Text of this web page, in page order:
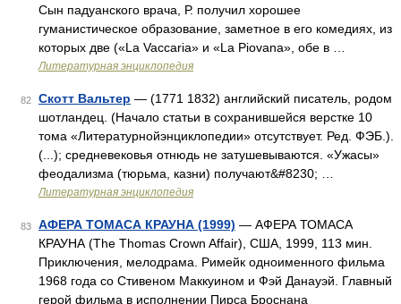
Сын падуанского врача, Р. получил хорошее
гуманистическое образование, заметное в его комедиях, из
которых две («La Vaccaria» и «La Piovana», обе в …
Литературная энциклопедия
82 Скотт Вальтер — (1771 1832) английский писатель, родом
шотландец. (Начало статьи в сохранившейся верстке 10
тома «Литературнойэнциклопедии» отсутствует. Ред. ФЭБ.).
(...); средневековья отнюдь не затушевываются. «Ужасы»
феодализма (тюрьма, казни) получают&#8230; …
Литературная энциклопедия
83 АФЕРА ТОМАСА КРАУНА (1999) — АФЕРА ТОМАСА
КРАУНА (The Thomas Crown Affair), США, 1999, 113 мин.
Приключения, мелодрама. Римейк одноименного фильма
1968 года со Стивеном Маккуином и Фэй Данауэй. Главный
герой фильма в исполнении Пирса Броснана